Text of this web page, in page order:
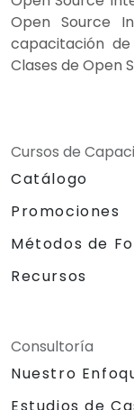
Open Source
capacitación de
Clases de Open
Cursos de
Catálogo
Promociones
Métodos de
Recursos
Consultoría
Nuestro